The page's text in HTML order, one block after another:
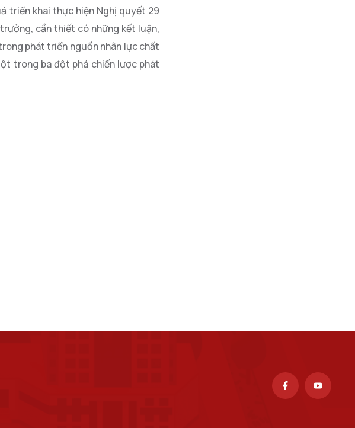
triển khai thực hiện Nghị quyết 29
cần thiết có những kết luận,
phát triển nguồn nhân lực chất
trong ba đột phá chiến lược phát